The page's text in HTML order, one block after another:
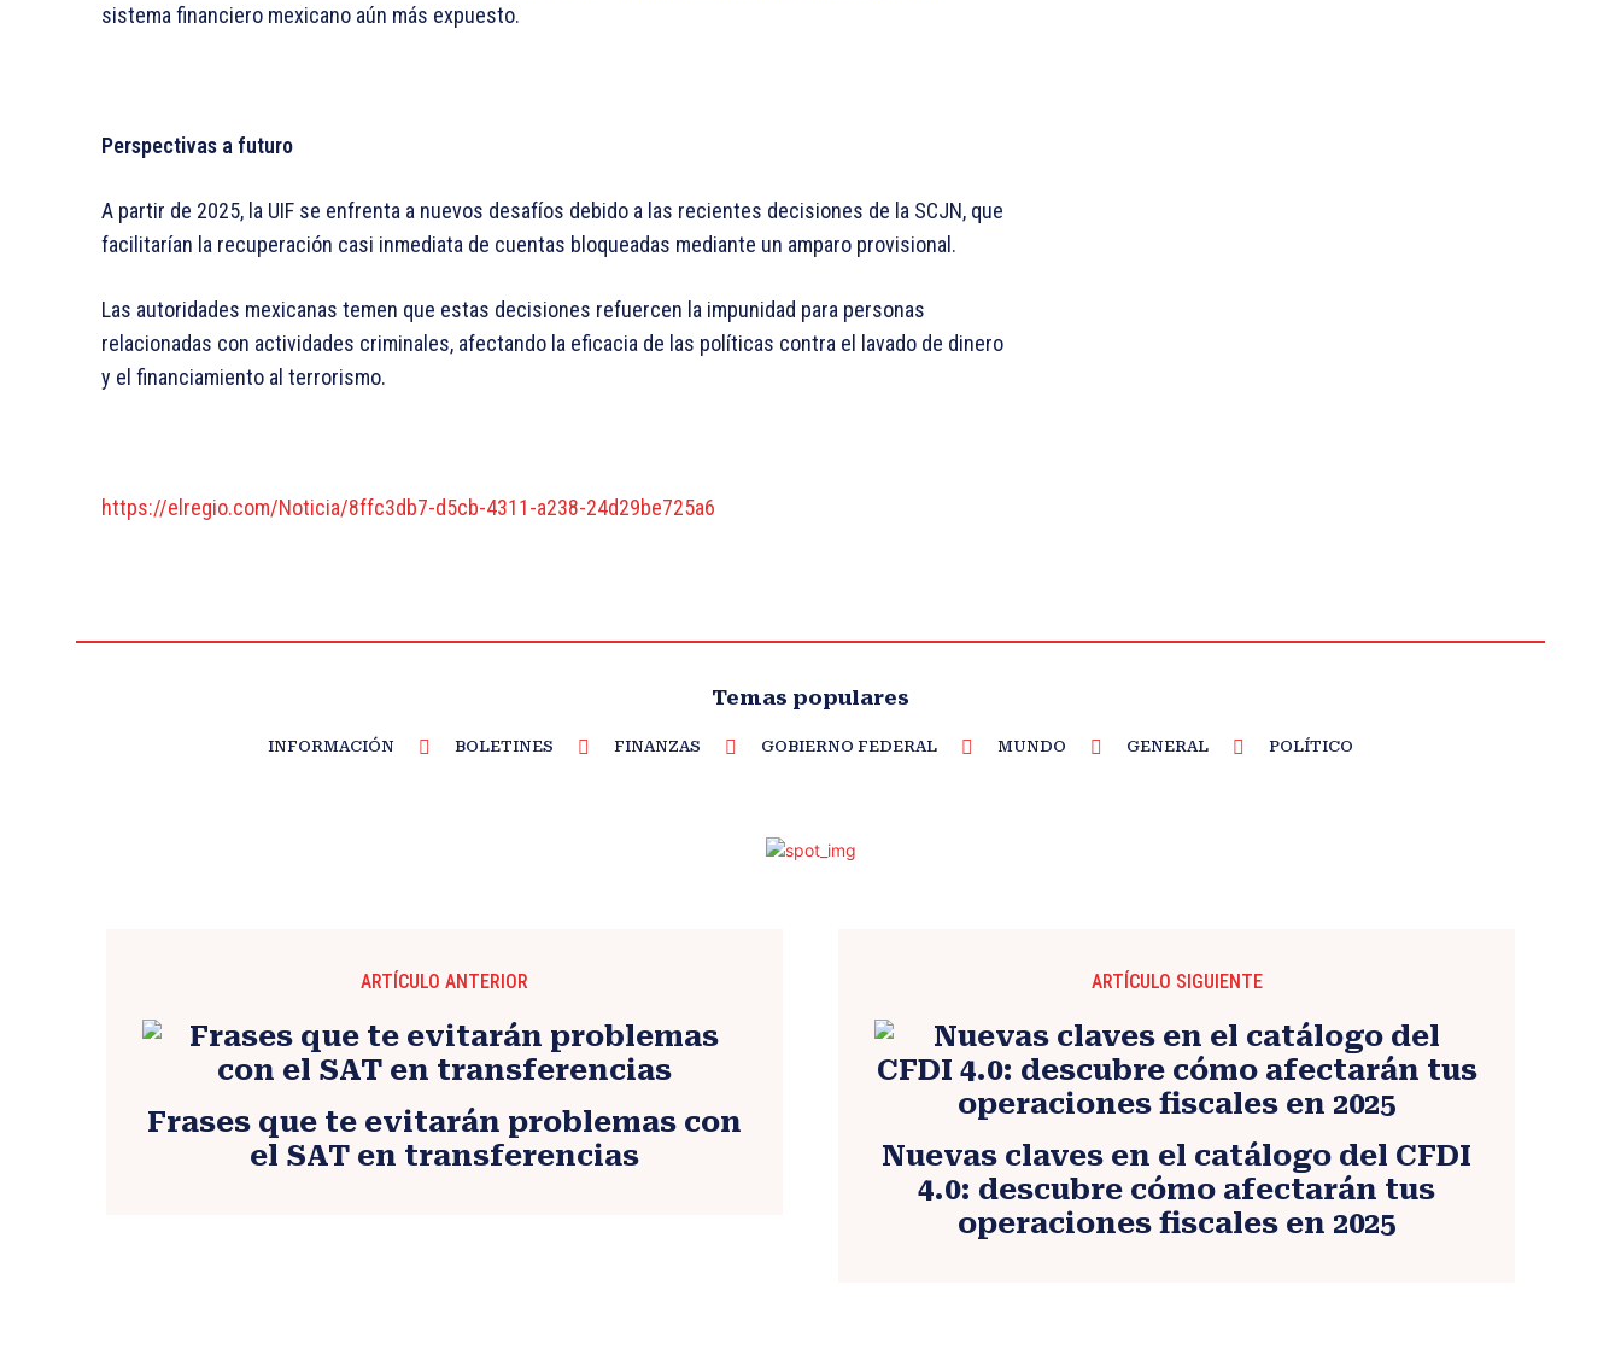
sistema financiero mexicano aún más expuesto.
Perspectivas a futuro
A partir de 2025, la UIF se enfrenta a nuevos desafíos debido a las recientes decisiones de la SCJN, que
facilitarían la recuperación casi inmediata de cuentas bloqueadas mediante un amparo provisional.
Las autoridades mexicanas temen que estas decisiones refuercen la impunidad para personas
relacionadas con actividades criminales, afectando la eficacia de las políticas contra el lavado de dinero
y el financiamiento al terrorismo.
https://elregio.com/Noticia/8ffc3db7-d5cb-4311-a238-24d29be725a6
Temas populares
INFORMACIÓN BOLETINES FINANZAS GOBIERNO FEDERAL MUNDO GENERAL POLÍTICO
ARTÍCULO ANTERIOR
Frases que te evitarán problemas con
el SAT en transferencias
ARTÍCULO SIGUIENTE
Nuevas claves en el catálogo del CFDI
4.0: descubre cómo afectarán tus
operaciones fiscales en 2025